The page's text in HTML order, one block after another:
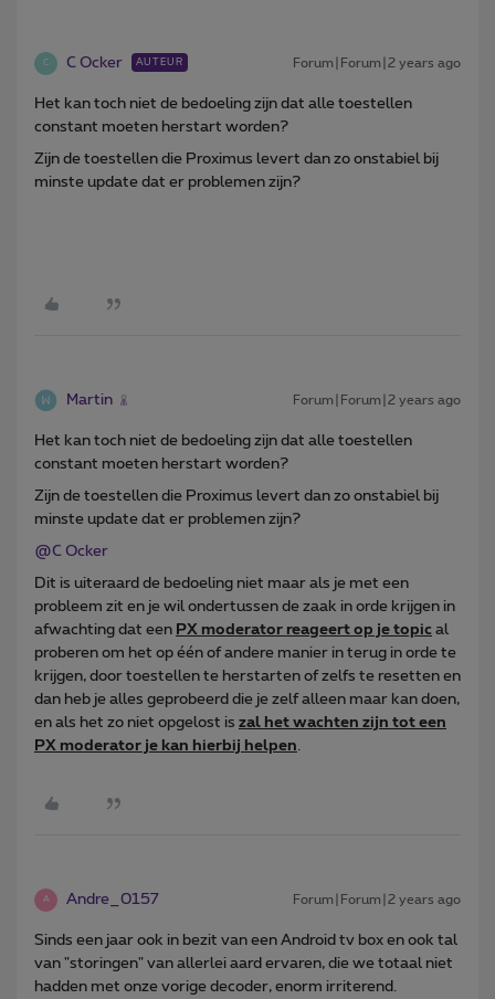
C C Ocker AUTEUR Forum|Forum|2 years ago
Het kan toch niet de bedoeling zijn dat alle toestellen
constant moeten herstart worden?
Zijn de toestellen die Proximus levert dan zo onstabiel bij
minste update dat er problemen zijn?
Martin Forum|Forum|2 years ago
Het kan toch niet de bedoeling zijn dat alle toestellen
constant moeten herstart worden?
Zijn de toestellen die Proximus levert dan zo onstabiel bij
minste update dat er problemen zijn?
@C Ocker
Dit is uiteraard de bedoeling niet maar als je met een
probleem zit en je wil ondertussen de zaak in orde krijgen in
afwachting dat een PX moderator reageert op je topic al
proberen om het op één of andere manier in terug in orde te
krijgen, door toestellen te herstarten of zelfs te resetten en
dan heb je alles geprobeerd die je zelf alleen maar kan doen,
en als het zo niet opgelost is zal het wachten zijn tot een
PX moderator je kan hierbij helpen
A Andre_0157 Forum|Forum|2 years ago
Sinds een jaar ook in bezit van een Android tv box en ook tal
van "storingen" van allerlei aard ervaren, die we totaal niet
hadden met onze vorige decoder, enorm irriterend.